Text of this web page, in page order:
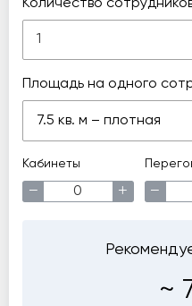
Количество
Площадь на одного
7.5 кв. м – плотная
Кабинеты
− + −
~